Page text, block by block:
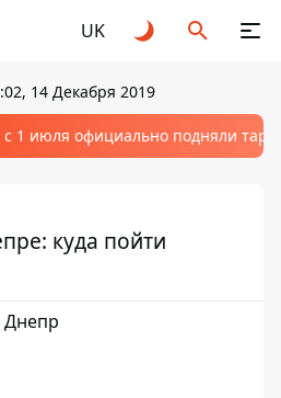
UK
14 Декабря 2019
1 июля официально подняли
куда пойти